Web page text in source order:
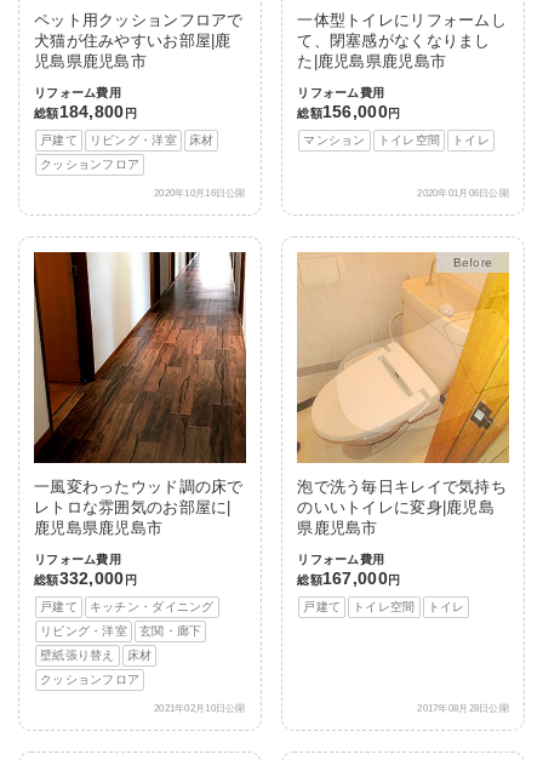
ペット用クッションフロアで
犬猫が住みやすいお部屋|鹿
児島県鹿児島市
リフォーム費用
総額184,800 円
戸建て
リビング・洋室
床材
クッションフロア
2020年10月16日公開
一体型トイレにリフォームし
て、閉塞感がなくなりまし
た|鹿児島県鹿児島市
リフォーム費用
総額156,000円
マンション
トイレ空間 トイレ
2020年01月06日公開
一風変わったウッド調の床で
レトロな雰囲気のお部屋に|
鹿児島県鹿児島市
リフォーム費用
総額332,000 円
戸建て
キッチン・ダイニング
リビング・洋室
玄関・廊下
壁紙張り替え
床材
クッションフロア
2021年02月10日公開
After
泡で洗う毎日キレイで気持ち
のいいトイレに変身|鹿児島
県鹿児島市
リフォーム費用
総額167,000円
戸建て
トイレ空間 トイレ
2017年08月28日公開